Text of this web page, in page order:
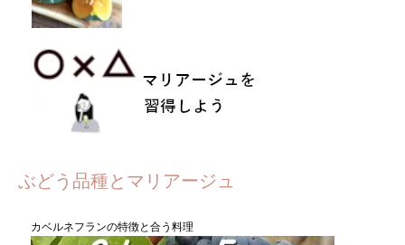
ぶどう品種とマリアージュ
カベルネフランの特徴と合う料理